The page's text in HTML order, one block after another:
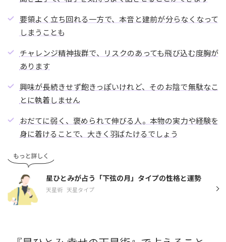
要領よく立ち回れる一方で、本音と建前が分らなくなって
しまうことも
チャレンジ精神抜群で、リスクのあっても飛び込む度胸が
あります
興味が長続きせず飽きっぽいけれど、そのお陰で無駄なこ
とに執着しません
おだてに弱く、褒められて伸びる人。本物の実力や経験を
身に着けることで、大きく羽ばたけるでしょう
星ひとみが占う「下弦の月」タイプの性格と運勢
天星術 天星タイプ